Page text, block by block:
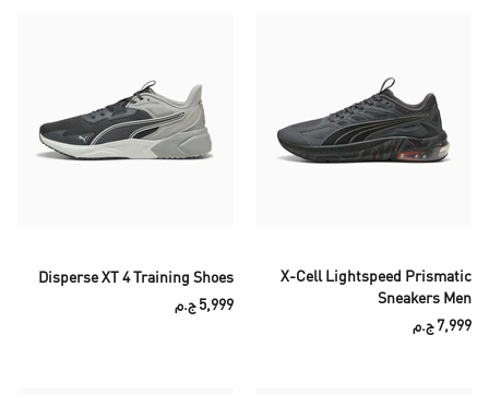
X-Cell Lightspeed Prismatic
Sneakers Men
7,999 ج.م
Disperse XT 4 Training Shoes
5,999 ج.م